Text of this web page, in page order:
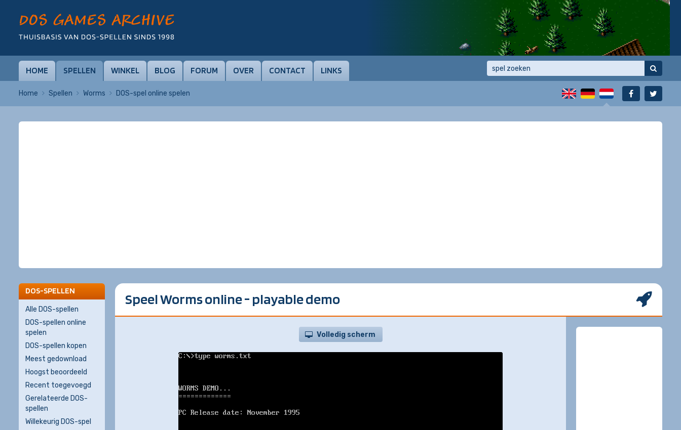
HOME SPELLEN WINKEL BLOG FORUM OVER CONTACT LINKS
Home Spellen Worms DOS-spel online spelen
Speel Worms online - playable demo
Volledig scherm
DOS-SPELLEN
Alle DOS-spellen
DOS-spellen online
spelen
DOS-spellen kopen
Meest gedownload
Hoogst beoordeeld
Recent toegevoegd
Gerelateerde DOS-
spellen
Willekeurig DOS-spel